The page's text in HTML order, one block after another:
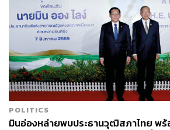
Thailand
Schengen Visa
POLITICS
มินอ่องหล่ายพบประธานวุฒิสภาไทย พ